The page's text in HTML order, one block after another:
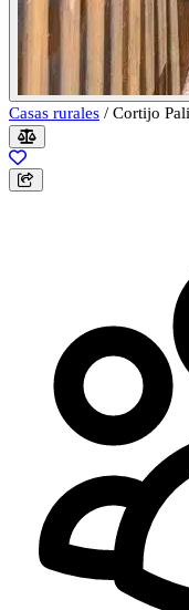
Casas rurales / Cortijo